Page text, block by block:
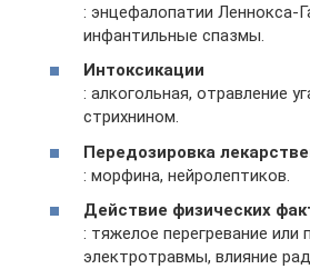
: энцефалопатии Леннокса-
инфантильные спазмы.
Интоксикации
: алкогольная, отравление
стрихнином.
Передозировка
: морфина, нейролептиков.
Действие физических
: тяжелое перегревание или
электротравмы, влияние